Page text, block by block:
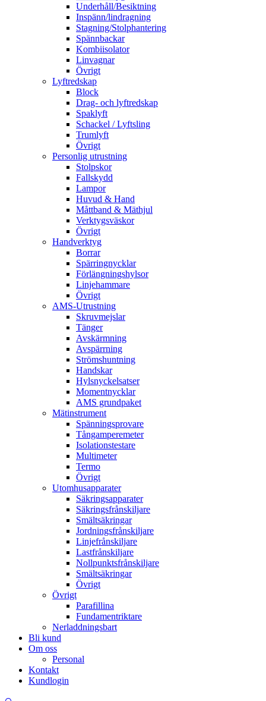
Underhåll/Besiktning
Inspänn/lindragning
Stagning/Stolphantering
Spännbackar
Kombiisolator
Linvagnar
Övrigt
Lyftredskap
Block
Drag- och lyftredskap
Spaklyft
Schackel / Lyftsling
Trumlyft
Övrigt
Personlig utrustning
Stolpskor
Fallskydd
Lampor
Huvud & Hand
Måttband & Mäthjul
Verktygsväskor
Övrigt
Handverktyg
Borrar
Spärringnycklar
Förlängningshylsor
Linjehammare
Övrigt
AMS-Utrustning
Skruvmejslar
Tänger
Avskärmning
Avspärrning
Strömshuntning
Handskar
Hylsnyckelsatser
Momentnycklar
AMS grundpaket
Mätinstrument
Spänningsprovare
Tångamperemeter
Isolationstestare
Multimeter
Termo
Övrigt
Utomhusapparater
Säkringsapparater
Säkringsfrånskiljare
Smältsäkringar
Jordningsfrånskiljare
Linjefrånskiljare
Lastfrånskiljare
Nollpunktsfrånskiljare
Smältsäkringar
Övrigt
Övrigt
Parafillina
Fundamentriktare
Nerladdningsbart
Bli kund
Om oss
Personal
Kontakt
Kundlogin